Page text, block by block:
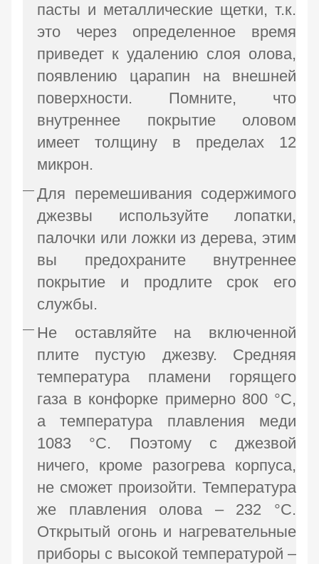
пасты и металлические щетки, т.к.
это через определенное время
приведет к удалению слоя олова,
появлению царапин на внешней
поверхности. Помните, что
внутреннее покрытие оловом
имеет толщину в пределах 12
микрон.
Для перемешивания содержимого
джезвы используйте лопатки,
палочки или ложки из дерева, этим
вы предохраните внутреннее
покрытие и продлите срок его
службы.
Не оставляйте на включенной
плите пустую джезву. Средняя
температура пламени горящего
газа в конфорке примерно 800 °C,
а температура плавления меди
1083 °C. Поэтому с джезвой
ничего, кроме разогрева корпуса,
не сможет произойти. Температура
же плавления олова – 232 °C.
Открытый огонь и нагревательные
приборы с высокой температурой –